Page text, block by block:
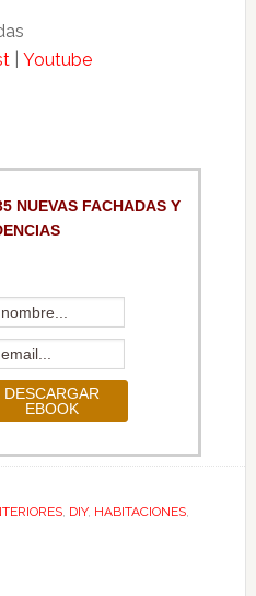
| Youtube
NUEVAS FACHADAS Y
, DIY, HABITACIONES,